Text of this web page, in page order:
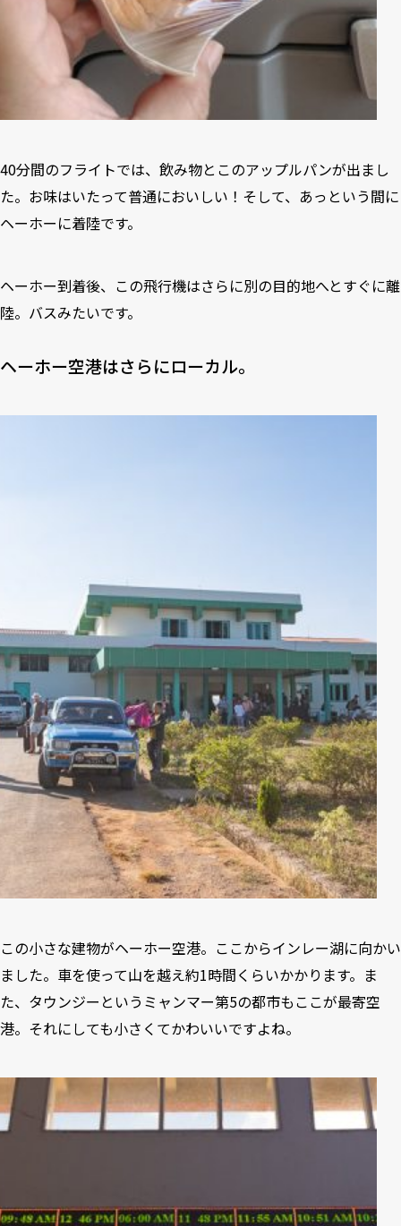
40分間のフライトでは、飲み物とこのアップルパンが出まし
た。お味はいたって普通においしい！そして、あっという間に
ヘーホーに着陸です。
ヘーホー到着後、この飛行機はさらに別の目的地へとすぐに離
陸。バスみたいです。
ヘーホー空港はさらにローカル。
この小さな建物がヘーホー空港。ここからインレー湖に向かい
ました。車を使って山を越え約1時間くらいかかります。ま
た、タウンジーというミャンマー第5の都市もここが最寄空
港。それにしても小さくてかわいいですよね。